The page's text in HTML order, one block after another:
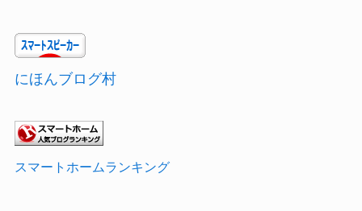
にほんブログ村
スマートホームランキング